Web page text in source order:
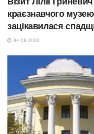
краєзнавчого
зацікавилася
04.08.2026